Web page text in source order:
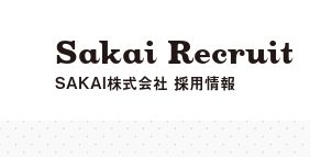
Sakai Recruit
SAKAI株式会社 採用情報